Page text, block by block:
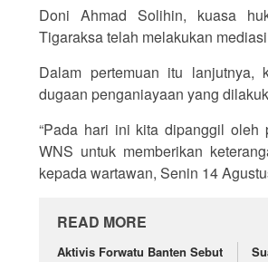
Doni Ahmad Solihin, kuasa
Tigaraksa telah melakukan
Dalam pertemuan itu lanjutnya,
dugaan penganiayaan yang
“Pada hari ini kita dipanggil oleh
WNS untuk memberikan
kepada wartawan, Senin 14
READ MORE
Aktivis Forwatu Banten Sebut